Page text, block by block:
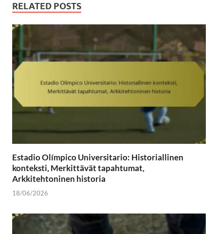
RELATED POSTS
Estadio Olímpico Universitario: Historiallinen
konteksti, Merkittävät tapahtumat,
Arkkitehtoninen historia
18/06/2026